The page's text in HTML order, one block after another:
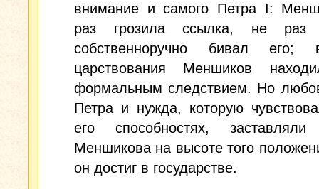
внимание и самого Петра I:
раз грозила ссылка, не раз
собственноручно бивал его;
царствования Меншиков
формальным следствием. Но
Петра и нужда, которую
его способностях, заставляли
Меншикова на высоте того
он достиг в государстве.